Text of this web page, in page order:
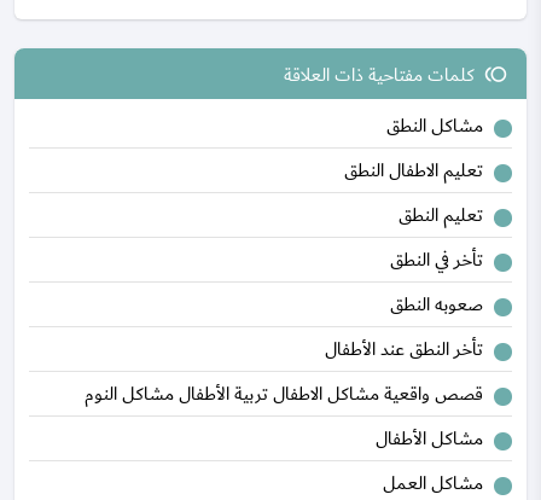
toll كلمات مفتاحية ذات العلاقة
مشاكل النطق
تعليم الاطفال النطق
تعليم النطق
تأخر في النطق
صعوبه النطق
تأخر النطق عند الأطفال
قصص واقعية مشاكل الاطفال تربية الأطفال مشاكل النوم
مشاكل الأطفال
مشاكل العمل